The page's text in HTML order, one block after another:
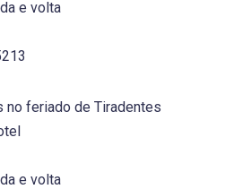
e volta
no feriado de Tiradentes
e volta